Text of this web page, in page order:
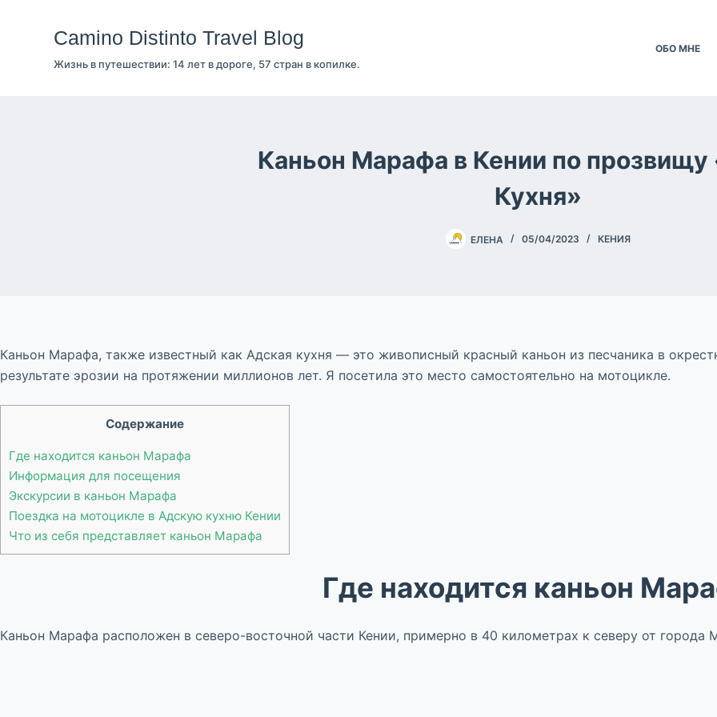
Camino Distinto Travel Blog
Жизнь в путешествии: 14 лет в дороге, 57 стран в копилке.
ОБО МНЕ
Каньон Марафа в Кении по прозвищу
Кухня»
ЕЛЕНА 05/04/2023 КЕНИЯ
Каньон Марафа, также известный как Адская кухня — это живописный красный каньон из песчаника в
результате эрозии на протяжении миллионов лет. Я посетила это место самостоятельно на мотоцикле.
Содержание
Где находится каньон Марафа
Информация для посещения
Экскурсии в каньон Марафа
Поездка на мотоцикле в Адскую кухню Кении
Что из себя представляет каньон Марафа
Где находится каньон
Каньон Марафа расположен в северо-восточной части Кении, примерно в 40 километрах к северу от города